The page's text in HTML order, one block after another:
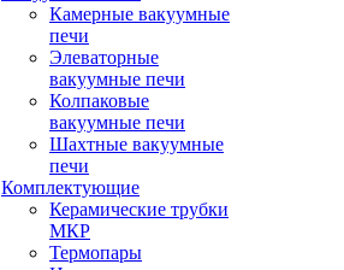
Камерные вакуумные
печи
Элеваторные
вакуумные печи
Колпаковые
вакуумные печи
Шахтные вакуумные
печи
Комплектующие
Керамические трубки
МКР
Термопары